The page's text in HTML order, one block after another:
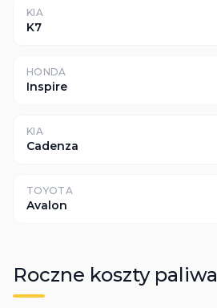
KIA
K7
HONDA
Inspire
KIA
Cadenza
TOYOTA
Avalon
Roczne koszty paliwa